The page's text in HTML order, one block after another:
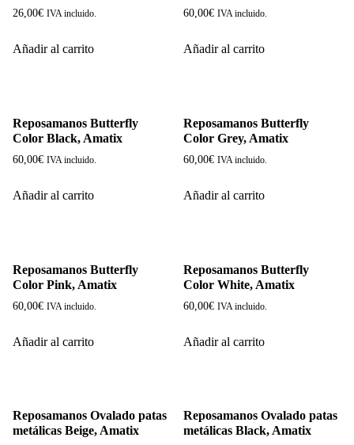
26,00€ IVA incluido.
Añadir al carrito
60,00€ IVA incluido.
Añadir al carrito
Reposamanos Butterfly
Color Black, Amatix
60,00€ IVA incluido.
Añadir al carrito
Reposamanos Butterfly
Color Grey, Amatix
60,00€ IVA incluido.
Añadir al carrito
Reposamanos Butterfly
Color Pink, Amatix
60,00€ IVA incluido.
Añadir al carrito
Reposamanos Butterfly
Color White, Amatix
60,00€ IVA incluido.
Añadir al carrito
Reposamanos Ovalado patas
metálicas Beige, Amatix
Reposamanos Ovalado patas
metálicas Black, Amatix